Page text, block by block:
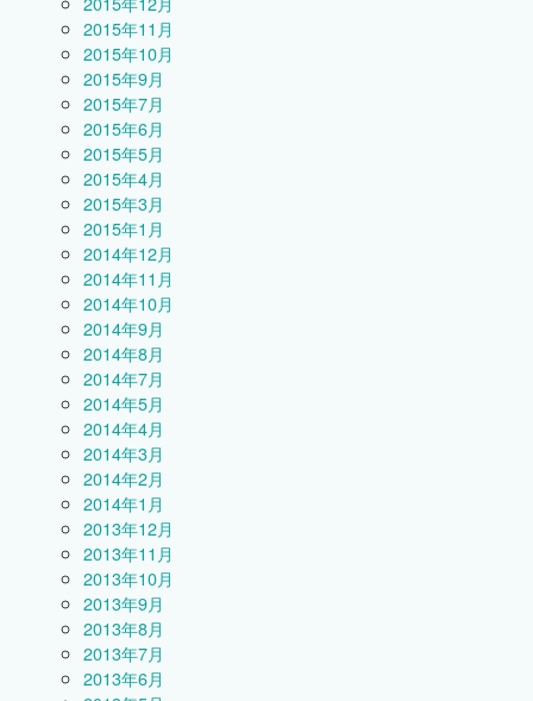
2015年11月
2015年10月
2015年9月
2015年7月
2015年6月
2015年5月
2015年4月
2015年3月
2015年1月
2014年12月
2014年11月
2014年10月
2014年9月
2014年8月
2014年7月
2014年5月
2014年4月
2014年3月
2014年2月
2014年1月
2013年12月
2013年11月
2013年10月
2013年9月
2013年8月
2013年7月
2013年6月